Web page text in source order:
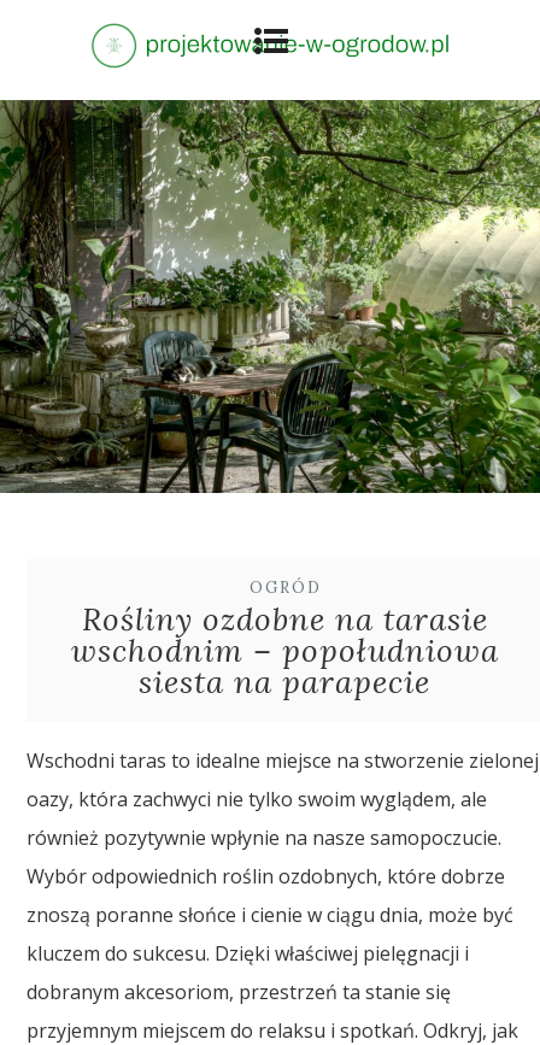
OGRÓD
Rośliny ozdobne na tarasie
wschodnim – popołudniowa
siesta na parapecie
Wschodni taras to idealne miejsce na stworzenie zielonej
oazy, która zachwyci nie tylko swoim wyglądem, ale
również pozytywnie wpłynie na nasze samopoczucie.
Wybór odpowiednich roślin ozdobnych, które dobrze
znoszą poranne słońce i cienie w ciągu dnia, może być
kluczem do sukcesu. Dzięki właściwej pielęgnacji i
dobranym akcesoriom, przestrzeń ta stanie się
przyjemnym miejscem do relaksu i spotkań. Odkryj, jak